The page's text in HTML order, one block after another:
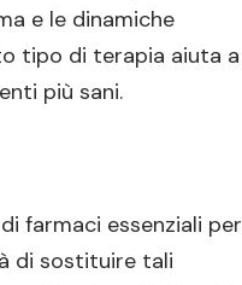
e le dinamiche
tipo di terapia aiuta a
più sani.
farmaci essenziali per
di sostituire tali